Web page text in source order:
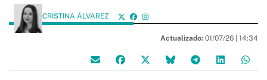
CRISTINA ÁLVAREZ
Actualizado: 01/07/26 | 14:34